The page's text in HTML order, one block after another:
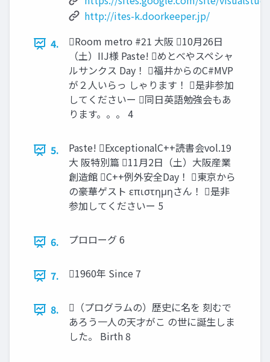
http://ites-k.doorkeeper.jp/
4.
Room metro #21 大阪 10月26日
（土）IIJ様 Paste! めとべやスペシャ
ルサンクス Day！ 福井からのC#MVP
が２人いらっ しゃります！ 是非参加
してくださいー 同日英語勉強会もあ
ります。。。 4
5.
Paste! ExceptionalC++読書会vol.19
大 阪特別篇 11月2日（土）大阪産業
創造館 C++例外安全Day！ 東京から
の豪華ゲスト επιστημηさん！ 是非
参加してくださいー 5
6. プロローグ 6
7. 1960年 Since 7
8.
（プログラムの）歴史に名を 刻むで
あろう一人の天才がこ の世に誕生しま
した。 Birth 8